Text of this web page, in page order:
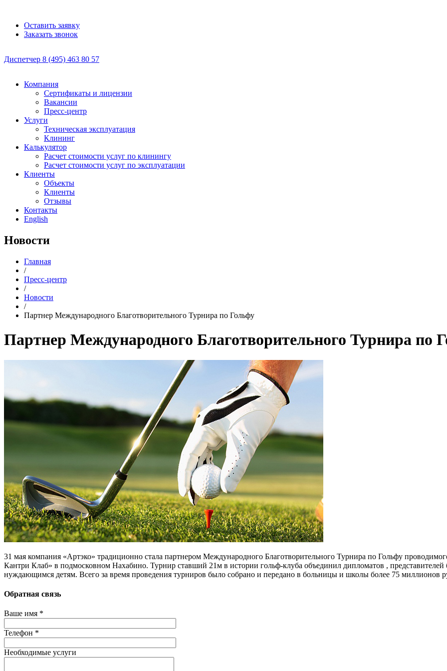
Оставить заявку
Заказать звонок
Диспетчер 8 (495) 463 80 57
Компания
Сертификаты и лицензии
Вакансии
Пресс-центр
Услуги
Техническая эксплуатация
Клининг
Калькулятор
Расчет стоимости услуг по клинингу
Расчет стоимости услуг по эксплуатации
Клиенты
Объекты
Клиенты
Отзывы
Контакты
English
Новости
Главная
/
Пресс-центр
/
Новости
/
Партнер Международного Благотворительного Турнира по Гольфу
Партнер Международного Благотворительного Турнира по
31 мая компания «Артэко» традиционно стала партнером Международного Благотворительного Турнира по Гольфу
Кантри Клаб» в подмосковном Нахабино. Турнир ставший 21м в истории гольф-клуба объединил дипломатов , представителей
нуждающимся детям. Всего за время проведения турниров было собрано и передано в больницы и школы более 75 миллионов
Обратная связь
Ваше имя *
Телефон *
Необходимые услуги